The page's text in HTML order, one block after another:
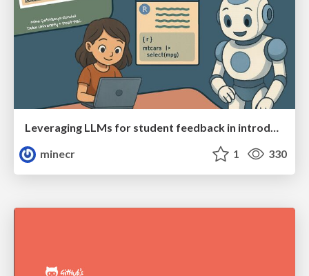
Leveraging LLMs for student feedback in introductory data science courses - posit::conf(2025)
minecr
1 330